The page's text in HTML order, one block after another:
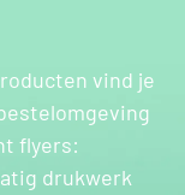
vind je
flyers:
drukwerk